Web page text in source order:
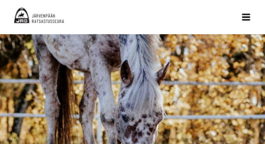
Siirry
sivun
sisältöön
JRS ry